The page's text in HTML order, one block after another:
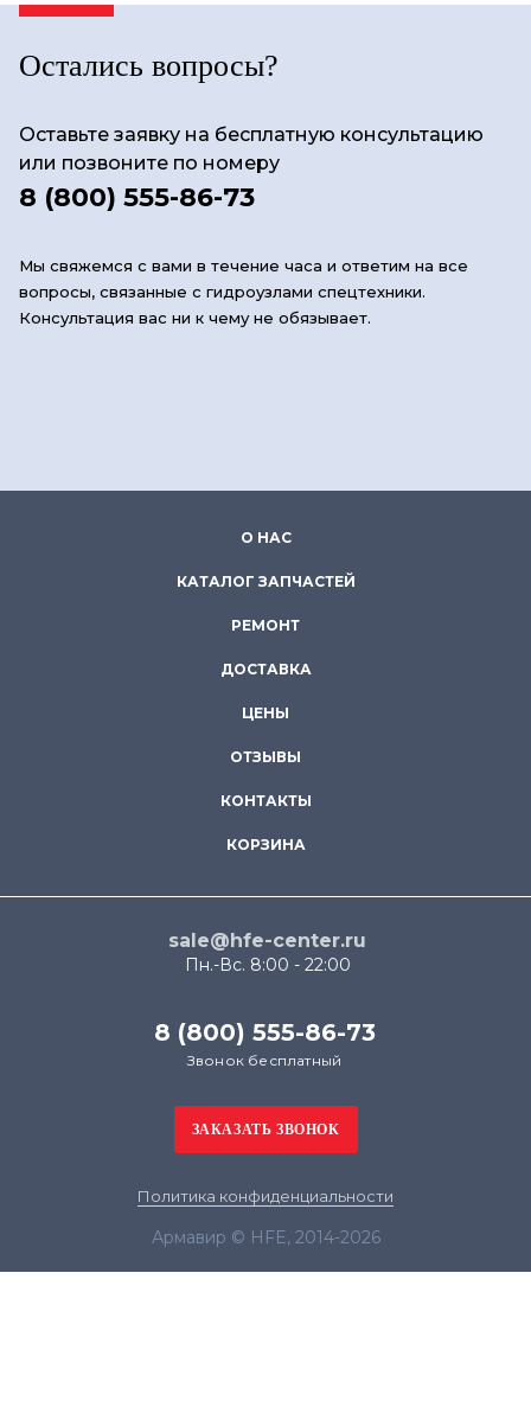
Остались вопросы?
Оставьте заявку на бесплатную консультацию
или позвоните по номеру
8 (800) 555-86-73
Мы свяжемся с вами в течение часа и ответим на все
вопросы, связанные с гидроузлами спецтехники.
Консультация вас ни к чему не обязывает.
О НАС
КАТАЛОГ ЗАПЧАСТЕЙ
РЕМОНТ
ДОСТАВКА
ЦЕНЫ
ОТЗЫВЫ
КОНТАКТЫ
КОРЗИНА
sale@hfe-center.ru
Пн.-Вс. 8:00 - 22:00
8 (800) 555-86-73
Звонок бесплатный
Политика конфиденциальности
Армавир © HFE, 2014-2026